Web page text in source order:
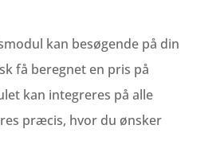
kan besøgende på din
få beregnet en pris på
kan integreres på alle
præcis, hvor du ønsker